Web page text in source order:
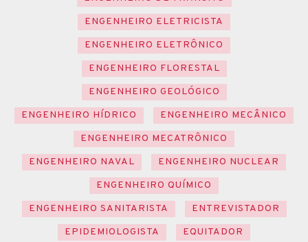
ENGENHEIRO ELETRICISTA
ENGENHEIRO ELETRÔNICO
ENGENHEIRO FLORESTAL
ENGENHEIRO GEOLÓGICO
ENGENHEIRO HÍDRICO
ENGENHEIRO MECÂNICO
ENGENHEIRO MECATRÔNICO
ENGENHEIRO NAVAL
ENGENHEIRO NUCLEAR
ENGENHEIRO QUÍMICO
ENGENHEIRO SANITARISTA
ENTREVISTADOR
EPIDEMIOLOGISTA
EQUITADOR